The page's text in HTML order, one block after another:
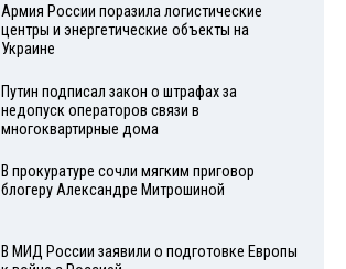
Армия России поразила логистические
центры и энергетические объекты на
Украине
Путин подписал закон о штрафах за
недопуск операторов связи в
многоквартирные дома
В прокуратуре сочли мягким приговор
блогеру Александре Митрошиной
В МИД России заявили о подготовке Европы